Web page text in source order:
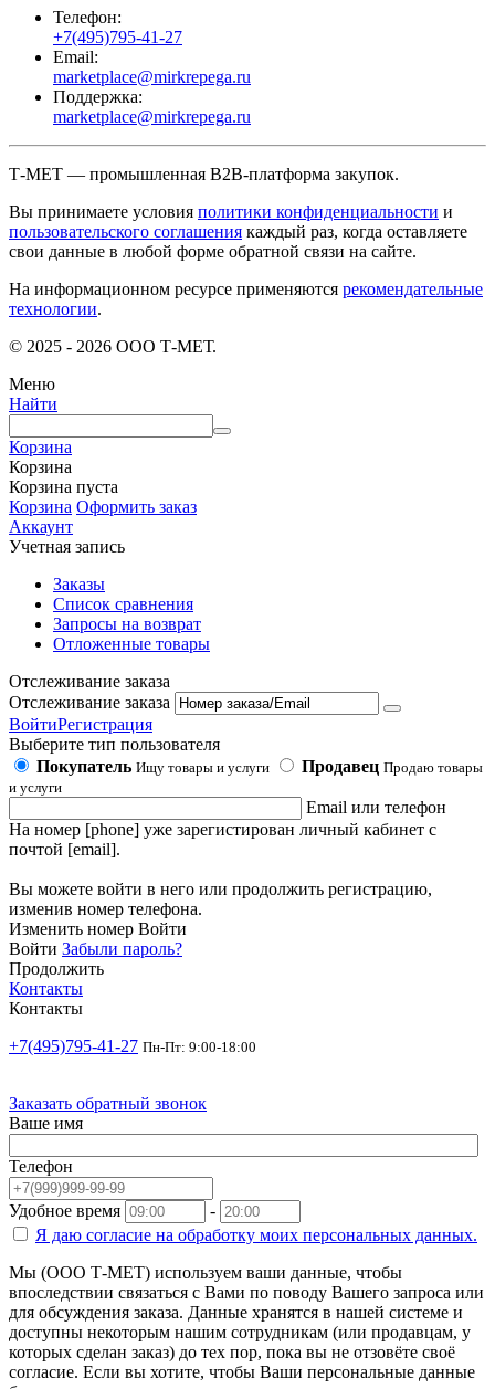
Телефон:
+7(495)795-41-27
Email:
marketplace@mirkrepega.ru
Поддержка:
marketplace@mirkrepega.ru
Т-МЕТ — промышленная B2B-платформа закупок.
Вы принимаете условия политики конфиденциальности и
пользовательского соглашения каждый раз, когда оставляете
свои данные в любой форме обратной связи на сайте.
На информационном ресурсе применяются рекомендательные
технологии.
© 2025 - 2026 ООО Т-МЕТ.
Меню
Найти
Корзина
Корзина
Корзина пуста
Корзина Оформить заказ
Аккаунт
Учетная запись
Заказы
Список сравнения
Запросы на возврат
Отложенные товары
Отслеживание заказа
Отслеживание заказа
ВойтиРегистрация
Выберите тип пользователя
Покупатель Ищу товары и услуги Продавец Продаю товары
и услуги
Email или телефон
На номер [phone] уже зарегистирован личный кабинет с
почтой [email].
Вы можете войти в него или продолжить регистрацию,
изменив номер телефона.
Изменить номер Войти
Войти Забыли пароль?
Продолжить
Контакты
Контакты
+7(495)795-41-27 Пн-Пт: 9:00-18:00
Заказать обратный звонок
Ваше имя
Телефон
Удобное время
-
Я даю согласие на обработку моих персональных данных.
Мы (ООО Т-МЕТ) используем ваши данные, чтобы
впоследствии связаться с Вами по поводу Вашего запроса или
для обсуждения заказа. Данные хранятся в нашей системе и
доступны некоторым нашим сотрудникам (или продавцам, у
которых сделан заказ) до тех пор, пока вы не отзовёте своё
согласие. Если вы хотите, чтобы Ваши персональные данные